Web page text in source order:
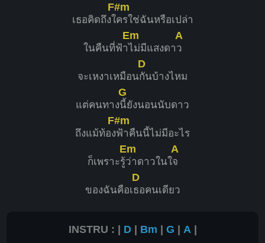
เธอคิดถึง​ใ
F#m
คร​ใช่​ฉันหรือเปล่า​
ในคืน​ที่​ฟ้า
Em
​ไม่มี​แสงดา
A
ว​
จะเหงาเหมือน
D
กันบ้างไหม
แต่คนทาง
G
นี้ยังนอนนับดาว
ถึงแม้ท้อง
F#m
ฟ้าคืนนี้ไม่มีอะไร
ก็เพราะรู้
Em
​ว่า​ดาว​ในใ
A
จ
ของฉันคือเ
D
ธอคนเดียว
INSTRU : | D| Bm | G | A|